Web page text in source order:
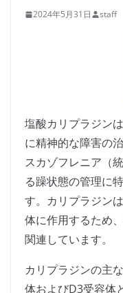
2024年5月31日 staff
塩酸カリプラジン
に精神的な障害の
スカゾフレニア（
る躁状態の管理に
す。カリプラジン
体に作用するため
関連しています。
カリプラジンの主
体およびD3受容体